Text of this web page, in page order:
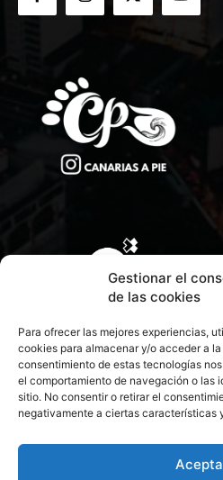
Gestionar el
de las cookies
Para ofrecer las mejores experiencias,
cookies para almacenar y/o acceder a
consentimiento de estas tecnologías
el comportamiento de navegación o las
sitio. No consentir o retirar el
negativamente a ciertas características
CONTACTA CON NOSOTROS